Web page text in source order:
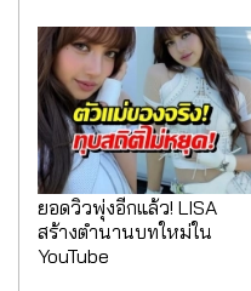
ยอดวิวพุ่งอีกแล้ว! LISA
สร้างตำนานบทใหม่ใน
YouTube